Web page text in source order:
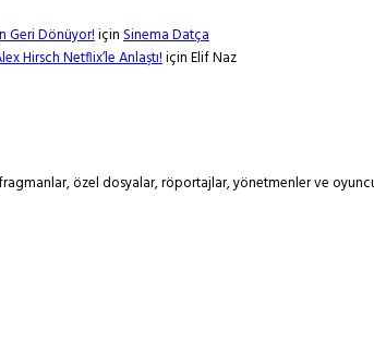
Geri Dönüyor!içinSinema Datça
Hirsch Netflix’le Anlaştı!içinElif Naz
özel dosyalar, röportajlar, yönetmenler ve